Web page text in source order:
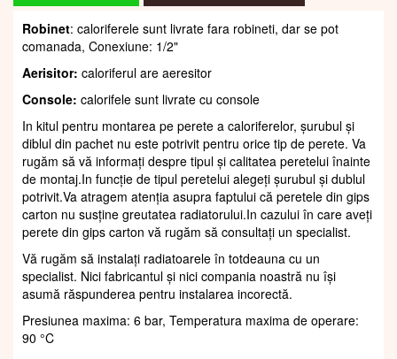
Robinet: caloriferele sunt livrate fara robineti, dar se pot
comanada, Conexiune: 1/2"
Aerisitor: caloriferul are aeresitor
Console: calorifele sunt livrate cu console
In kitul pentru montarea pe perete a caloriferelor, șurubul și
diblul din pachet nu este potrivit pentru orice tip de perete. Va
rugăm să vă informați despre tipul și calitatea peretelui înainte
de montaj.In funcție de tipul peretelui alegeți șurubul și dublul
potrivit.Va atragem atenția asupra faptului că peretele din gips
carton nu susține greutatea radiatorului.In cazului în care aveți
perete din gips carton vă rugăm să consultați un specialist.
Vă rugăm să instalați radiatoarele în totdeauna cu un
specialist. Nici fabricantul și nici compania noastră nu își
asumă răspunderea pentru instalarea incorectă.
Presiunea maxima: 6 bar, Temperatura maxima de operare:
90 °C